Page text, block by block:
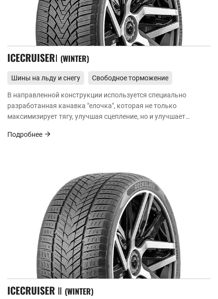
ICECRUISERⅠ WINTER
Шины на льду и снегу
Свободное торможение
В направленной конструкции используется специально
разработанная канавка "елочка", которая не только
максимизирует тягу, улучшая сцепление, но и улучшает
Подробнее
ICECRUISER Ⅱ WINTER